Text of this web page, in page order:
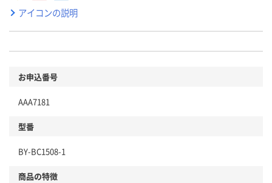
アイコンの説明
お申込番号
AAA7181
型番
BY-BC1508-1
商品の特徴